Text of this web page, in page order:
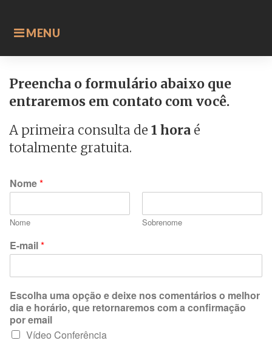
MENU
Agendar
consulta
grátis
Preencha o formulário abaixo que
entraremos em contato com você.
A primeira consulta de 1 hora é
totalmente gratuita.
Nome*
Nome Sobrenome
E-mail*
Escolha uma opção e deixe nos comentários o melhor
dia e horário, que retornaremos com a confirmação
por email
Vídeo Conferência